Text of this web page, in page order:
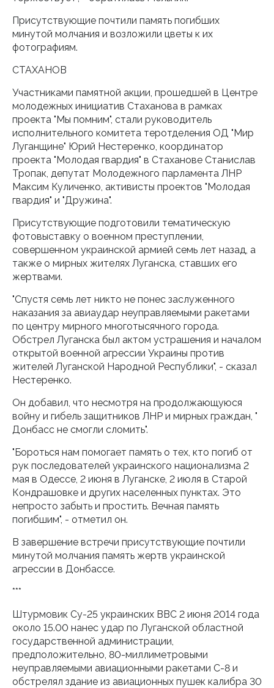
Присутствующие почтили память погибших
минутой молчания и возложили цветы к их
фотографиям.
СТАХАНОВ
Участниками памятной акции, прошедшей в Центре
молодежных инициатив Стаханова в рамках
проекта "Мы помним", стали руководитель
исполнительного комитета теротделения ОД "Мир
Луганщине" Юрий Нестеренко, координатор
проекта "Молодая гвардия" в Стаханове Станислав
Тропак, депутат Молодежного парламента ЛНР
Максим Куличенко, активисты проектов "Молодая
гвардия" и "Дружина".
Присутствующие подготовили тематическую
фотовыставку о военном преступлении,
совершенном украинской армией семь лет назад, а
также о мирных жителях Луганска, ставших его
жертвами.
"Спустя семь лет никто не понес заслуженного
наказания за авиаудар неуправляемыми ракетами
по центру мирного многотысячного города.
Обстрел Луганска был актом устрашения и началом
открытой военной агрессии Украины против
жителей Луганской Народной Республики", - сказал
Нестеренко.
Он добавил, что несмотря на продолжающуюся
войну и гибель защитников ЛНР и мирных граждан, "
Донбасс не смогли сломить".
"Бороться нам помогает память о тех, кто погиб от
рук последователей украинского национализма 2
мая в Одессе, 2 июня в Луганске, 2 июля в Старой
Кондрашовке и других населенных пунктах. Это
непросто забыть и простить. Вечная память
погибшим", - отметил он.
В завершение встречи присутствующие почтили
минутой молчания память жертв украинской
агрессии в Донбассе.
***
Штурмовик Су-25 украинских ВВС 2 июня 2014 года
около 15.00 нанес удар по Луганской областной
государственной администрации,
предположительно, 80-миллиметровыми
неуправляемыми авиационными ракетами С-8 и
обстрелял здание из авиационных пушек калибра 30